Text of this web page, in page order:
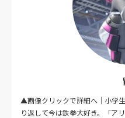
▲画像クリックで詳細へ｜小学
り返して今は鉄拳大好き。「ア